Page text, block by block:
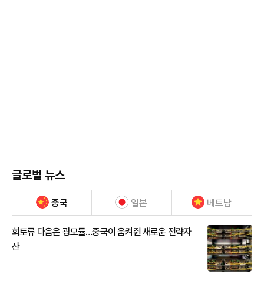
글로벌 뉴스
중국 일본 베트남
희토류 다음은 광모듈…중국이 움켜쥔 새로운 전략자
산